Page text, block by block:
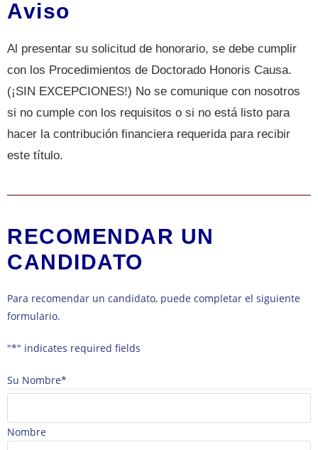
Aviso
Al presentar su solicitud de honorario, se debe cumplir
con los Procedimientos de Doctorado Honoris Causa.
(¡SIN EXCEPCIONES!) No se comunique con nosotros
si no cumple con los requisitos o si no está listo para
hacer la contribución financiera requerida para recibir
este título.
RECOMENDAR UN
CANDIDATO
Para recomendar un candidato, puede completar el siguiente
formulario.
"*" indicates required fields
Su Nombre*
Nombre